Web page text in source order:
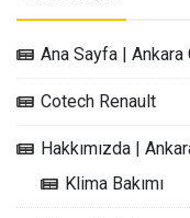
Ana Sayfa | Ankara
Cotech Renault
Hakkımızda |
Klima Bakımı